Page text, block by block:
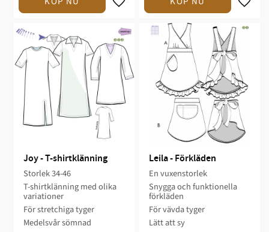
Joy - T-shirtklänning
Storlek 34-46
T-shirtklänning med olika
variationer
För stretchiga ​tyger
Medelsvår sömnad​
Leila - Förkläden
En vuxenstorlek​​​
Snygga och funktionella
förkläden​​​
För vävda tyger​​
Lätt att sy​​